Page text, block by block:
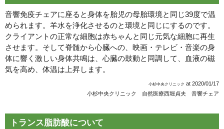
音響免疫チェアに座ると身体を胎児の母胎環境と同じ39度で温
められます。羊水を浄化させるのと環境と同じにするのです。
クライアントの正常な細胞は赤ちゃんと同じ元気な細胞に再生
させます。そして脊髄から心臓への、映画・テレビ・音楽の身
体に響く激しい身体共鳴は、心臓の鼓動と同調して、血液の磁
気を高め、体温は上昇します。
小杉中央クリニック at 2020/01/17
小杉中央クリニック 自然医療西堀貞夫 音響チェア
トランス脂肪酸について